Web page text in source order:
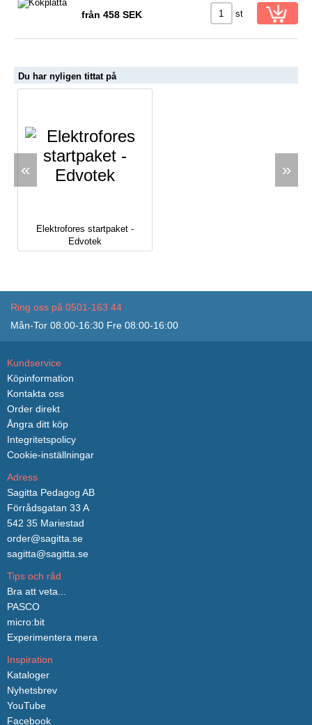
från 458 SEK st
Du har nyligen tittat på
«
Elektrofores startpaket -
Edvotek
»
Ring oss på 0501-163 44
Mån-Tor 08:00-16:30 Fre 08:00-16:00
Kundservice
Köpinformation
Kontakta oss
Order direkt
Ångra ditt köp
Integritetspolicy
Cookie-inställningar
Adress
Sagitta Pedagog AB
Förrådsgatan 33 A
542 35 Mariestad
order@sagitta.se
sagitta@sagitta.se
Tips och råd
Bra att veta...
PASCO
micro:bit
Experimentera mera
Inspiration
Kataloger
Nyhetsbrev
YouTube
Facebook